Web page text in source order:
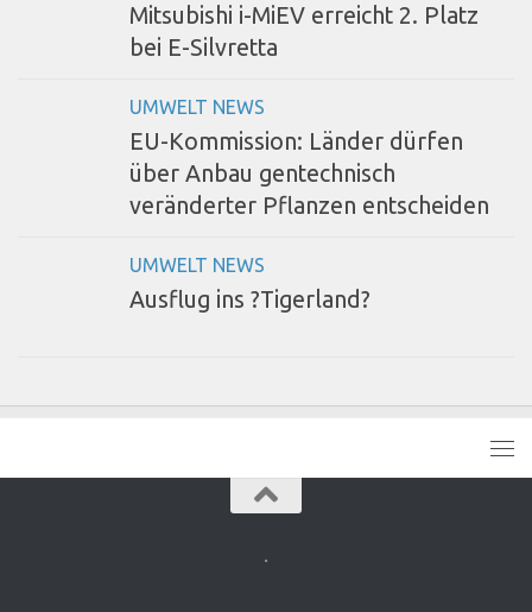
Mitsubishi i-MiEV erreicht 2. Platz
bei E-Silvretta
UMWELT NEWS
EU-Kommission: Länder dürfen
über Anbau gentechnisch
veränderter Pflanzen entscheiden
UMWELT NEWS
Ausflug ins ?Tigerland?
.